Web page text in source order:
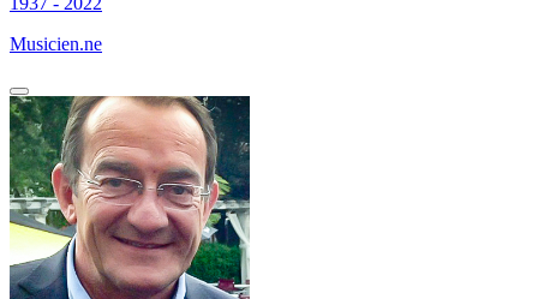
Musicien.ne